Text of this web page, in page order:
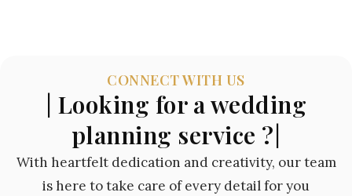
CONNECT WITH US
| Looking for a wedding
planning service ?|
With heartfelt dedication and creativity, our team
is here to take care of every detail for you